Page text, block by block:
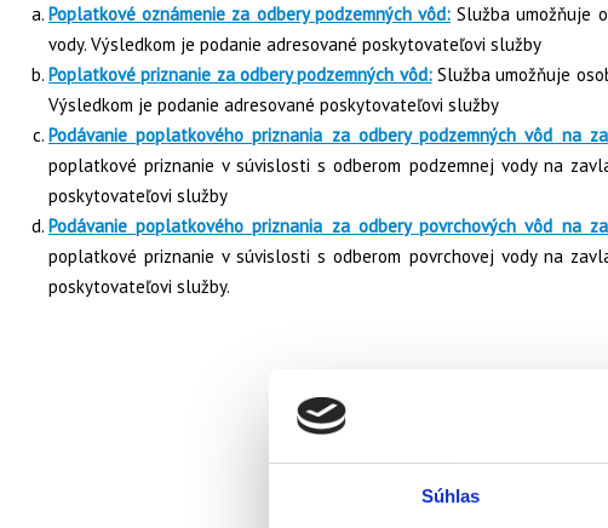
Súhlas
Poplatkové oznámenie za odbery podzemných vôd: Služba umožňuje
vody. Výsledkom je podanie adresované poskytovateľovi služby
Poplatkové priznanie za odbery podzemných vôd: Služba umožňuje
Výsledkom je podanie adresované poskytovateľovi služby
Podávanie poplatkového priznania za odbery podzemných vôd na
poplatkové priznanie v súvislosti s odberom podzemnej vody na
poskytovateľovi služby
Podávanie poplatkového priznania za odbery povrchových vôd na
poplatkové priznanie v súvislosti s odberom povrchovej vody na
poskytovateľovi služby.